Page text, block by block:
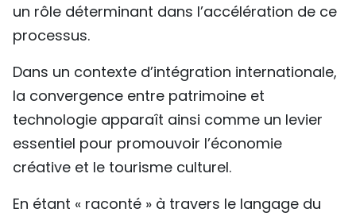
un rôle déterminant dans l’accélération de ce
processus.
Dans un contexte d’intégration internationale,
la convergence entre patrimoine et
technologie apparaît ainsi comme un levier
essentiel pour promouvoir l’économie
créative et le tourisme culturel.
En étant « raconté » à travers le langage du